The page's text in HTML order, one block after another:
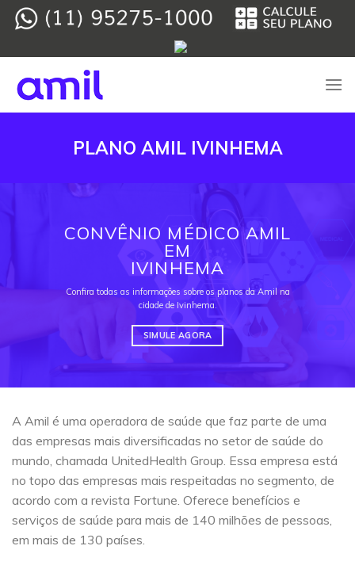
Skip
PLANO AMIL IVINHEMA
CONVÊNIO MÉDICO AMIL
EM
IVINHEMA
Confira todas as informações sobre os planos da Amil na
cidade de Ivinhema.
SIMULE AGORA
A Amil é uma operadora de saúde que faz parte de uma
das empresas mais diversificadas no setor de saúde do
mundo, chamada UnitedHealth Group. Essa empresa está
no topo das empresas mais respeitadas no segmento, de
acordo com a revista Fortune. Oferece benefícios e
serviços de saúde para mais de 140 milhões de pessoas,
em mais de 130 países.